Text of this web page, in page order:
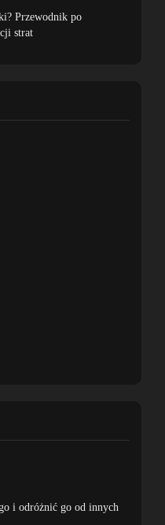
Przewodnik po
strat
i odróżnić go od innych